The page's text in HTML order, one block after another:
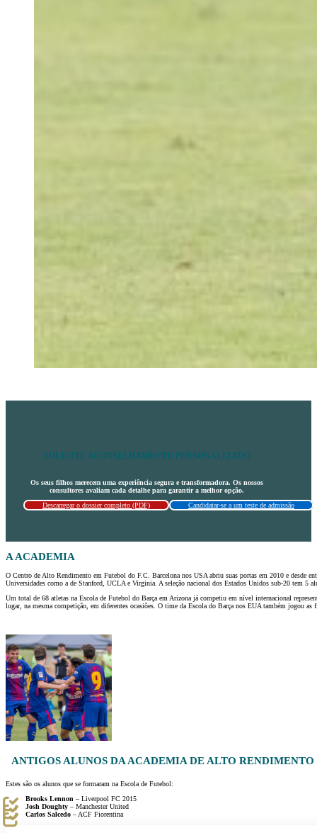
SOLICITE ACONSELHAMENTO PERSONALIZADO
Os seus filhos merecem uma experiência segura e transformadora. Os nossos
consultores avaliam cada detalhe para garantir a melhor opção.
Descarregar o dossier completo (PDF)
Candidatar-se a um teste de admissão
A ACADEMIA
O Centro de Alto Rendimento em Futebol do F.C. Barcelona nos USA abriu suas portas em 2010 e desde
Universidades como a de Stanford, UCLA e Virginia. A seleção nacional dos Estados Unidos sub-20 tem 5
Um total de 68 atletas na Escola de Futebol do Barça em Arizona já competiu em nível internacional
lugar, na mesma competição, em diferentes ocasiões. O time da Escola do Barça nos EUA também jogou
ANTIGOS ALUNOS DA ACADEMIA DE ALTO RENDIMENTO
Estes são os alunos que se formaram na Escola de Futebol:
Brooks Lennon – Liverpool FC 2015
Josh Doughty – Manchester United
Carlos Salcedo – ACF Fiorentina